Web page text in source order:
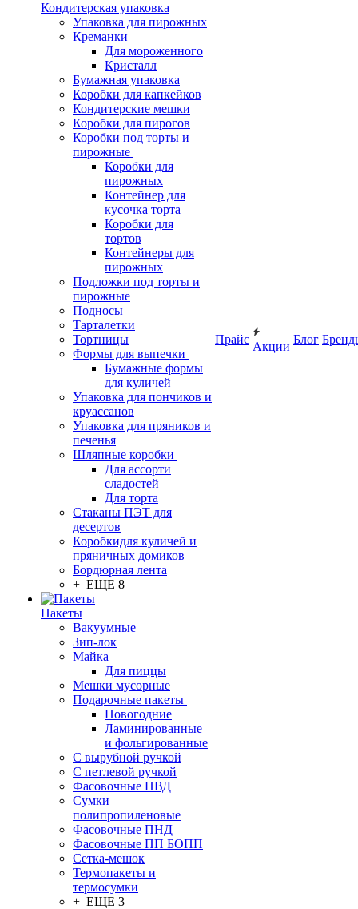
Кондитерская упаковка
Упаковка для пирожных
Креманки
Для мороженного
Кристалл
Бумажная упаковка
Коробки для капкейков
Кондитерские мешки
Коробки для пирогов
Коробки под торты и
пирожные
Коробки для
пирожных
Контейнер для
кусочка торта
Коробки для
тортов
Контейнеры для
пирожных
Подложки под торты и
пирожные
Подносы
Тарталетки
Тортницы
Формы для выпечки
Бумажные формы
для куличей
Упаковка для пончиков и
круассанов
Упаковка для пряников и
печенья
Шляпные коробки
Для ассорти
сладостей
Для торта
Стаканы ПЭТ для
десертов
Коробкидля куличей и
пряничных домиков
Бордюрная лента
+ ЕЩЕ 8
Пакеты
Вакуумные
Зип-лок
Майка
Для пиццы
Мешки мусорные
Подарочные пакеты
Новогодние
Ламинированные
и фольгированные
С вырубной ручкой
С петлевой ручкой
Фасовочные ПВД
Сумки
полипропиленовые
Фасовочные ПНД
Фасовочные ПП БОПП
Сетка-мешок
Термопакеты и
термосумки
+ ЕЩЕ 3
Прайс
Акции
Блог